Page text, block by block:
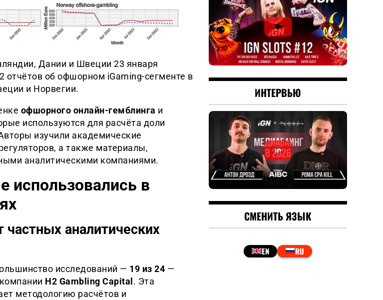
Дании и Швеции 23 января
отчётов об офшорном iGaming-сегменте в
и Норвегии.
офшорного онлайн-гемблинга и
используются для расчёта доли
изучили академические
а также материалы,
аналитическими компаниями.
использовались в
частных аналитических
исследований — 19 из 24 —
H2 Gambling Capital . Эта
методологию расчётов и
ИНТЕРВЬЮ
СМЕНИТЬ ЯЗЫК